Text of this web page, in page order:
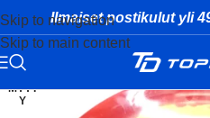
Skip to navigation
Skip to main content
Ilmaiset postikulut yli
MYYT
Y